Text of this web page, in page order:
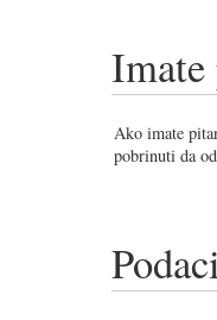
Imate
Ako imate
pobrinuti da